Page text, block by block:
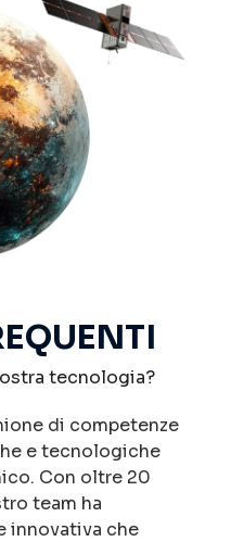
tecnologia?
di competenze
e tecnologiche
Con oltre 20
team ha
innovativa che